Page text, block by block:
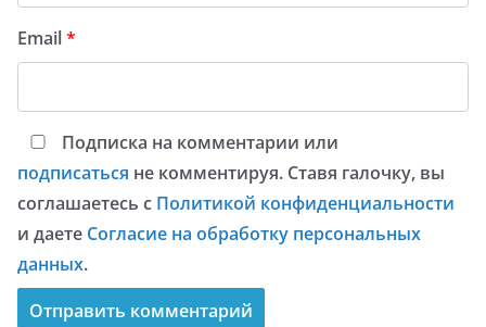
Email*
Подписка на комментарии или
подписаться не комментируя. Ставя галочку, вы
соглашаетесь с Политикой конфиденциальности
и даете Согласие на обработку персональных
данных.